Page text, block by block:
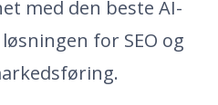
med den beste AI-
for SEO og